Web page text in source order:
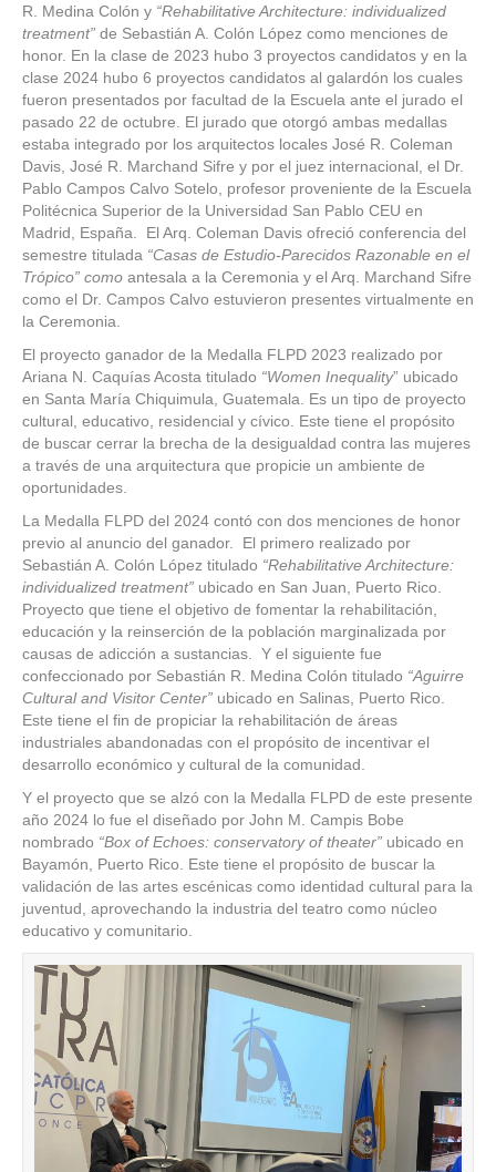
R. Medina Colón y “Rehabilitative Architecture: individualized
treatment” de Sebastián A. Colón López como menciones de
honor. En la clase de 2023 hubo 3 proyectos candidatos y en la
clase 2024 hubo 6 proyectos candidatos al galardón los cuales
fueron presentados por facultad de la Escuela ante el jurado el
pasado 22 de octubre. El jurado que otorgó ambas medallas
estaba integrado por los arquitectos locales José R. Coleman
Davis, José R. Marchand Sifre y por el juez internacional, el Dr.
Pablo Campos Calvo Sotelo, profesor proveniente de la Escuela
Politécnica Superior de la Universidad San Pablo CEU en
Madrid, España. El Arq. Coleman Davis ofreció conferencia del
semestre titulada “Casas de Estudio-Parecidos Razonable en el
Trópico” como antesala a la Ceremonia y el Arq. Marchand Sifre
como el Dr. Campos Calvo estuvieron presentes virtualmente en
la Ceremonia.
El proyecto ganador de la Medalla FLPD 2023 realizado por
Ariana N. Caquías Acosta titulado “Women Inequality” ubicado
en Santa María Chiquimula, Guatemala. Es un tipo de proyecto
cultural, educativo, residencial y cívico. Este tiene el propósito
de buscar cerrar la brecha de la desigualdad contra las mujeres
a través de una arquitectura que propicie un ambiente de
oportunidades.
La Medalla FLPD del 2024 contó con dos menciones de honor
previo al anuncio del ganador. El primero realizado por
Sebastián A. Colón López titulado “Rehabilitative Architecture:
individualized treatment” ubicado en San Juan, Puerto Rico.
Proyecto que tiene el objetivo de fomentar la rehabilitación,
educación y la reinserción de la población marginalizada por
causas de adicción a sustancias. Y el siguiente fue
confeccionado por Sebastián R. Medina Colón titulado “Aguirre
Cultural and Visitor Center” ubicado en Salinas, Puerto Rico.
Este tiene el fin de propiciar la rehabilitación de áreas
industriales abandonadas con el propósito de incentivar el
desarrollo económico y cultural de la comunidad.
Y el proyecto que se alzó con la Medalla FLPD de este presente
año 2024 lo fue el diseñado por John M. Campis Bobe
nombrado “Box of Echoes: conservatory of theater” ubicado en
Bayamón, Puerto Rico. Este tiene el propósito de buscar la
validación de las artes escénicas como identidad cultural para la
juventud, aprovechando la industria del teatro como núcleo
educativo y comunitario.